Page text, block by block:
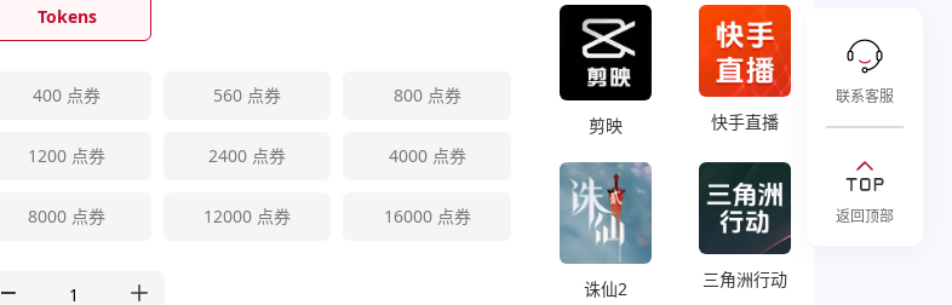
Tokens
400 点券 560 点券 800 点券
1200 点券 2400 点券 4000 点券
8000 点券 12000 点券 16000 点券
剪映 快手直播
诛仙2 三角洲行动
联系客服
返回顶部